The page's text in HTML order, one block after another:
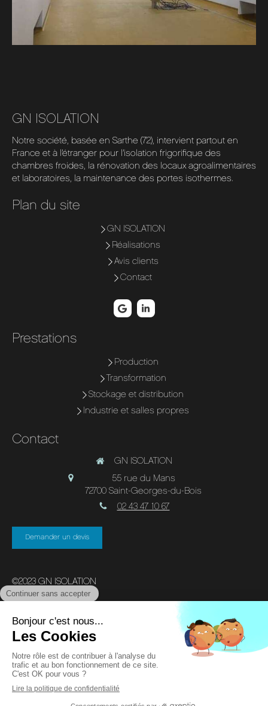
GN ISOLATION
Notre société, basée en Sarthe (72), intervient partout en
France et à l’étranger pour l’isolation frigorifique des
chambres froides, la rénovation des locaux agroalimentaires
et laboratoires, la maintenance des portes isothermes.
Plan du site
GN ISOLATION
Réalisations
Avis clients
Contact
Prestations
Production
Transformation
Stockage et distribution
Industrie et salles propres
Contact
GN ISOLATION
55 rue du Mans
72700 Saint-Georges-du-Bois
02 43 47 10 67
Demander un devis
©2023 GN ISOLATION
Création et référencement du site par Simplébo
En partenariat avecE-BTP